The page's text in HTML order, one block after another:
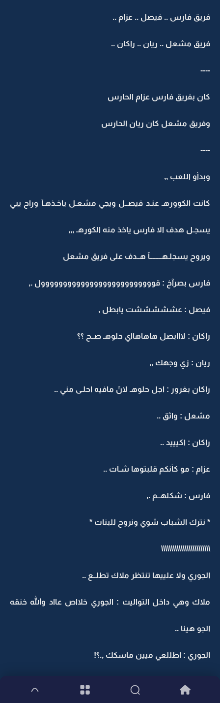
فريق فارس .. فيصل .. عزام ..
فريق مشعل .. ريان .. راكان ..
----
كان بفريق فارس عزام الحارس
وفريق مشعل كان ريان الحارس
----
وبدأو اللعب ,,
كانت الكوورهـ عنـد فيصــل ويجي مشعـل ياخـذهـآ وراح يبي
يسجـل هدف الا فارس ياخذ منه الكورهـ ,,,
ويروح يسجلـهــــــــآ هــدف على فريق مشعل
فارس بصرآخ : قوووووووووووووووووووووووووول .,
فيصل : عشششششت يابطل ,
راكان : لااابصل هاهاهااي حلوهـ صــح ؟؟
ريان : زي وجهك ,,
راكان بغرور : اجل حلوهـ لانّ مافيه احلـى مني ..
مشعل : واثق ..
راكان : اكيييد ..
عزام : مو كأنكم قلبتوها شـآت ..
فارس : شكلهــم .,
* نترك الشباب شوي ونروح للبنات *
\\\\\\\\\\\\\\\\\\\\\\\\\
الجوري ولا علييها تنتظر ملاك تطلــع ..
ملاك وهي داخل التواليت : الجوري خلااص عااد والله خنقه
الجو هينا ..
الجوري : اطللعي ميين ماسكك ,.؟!